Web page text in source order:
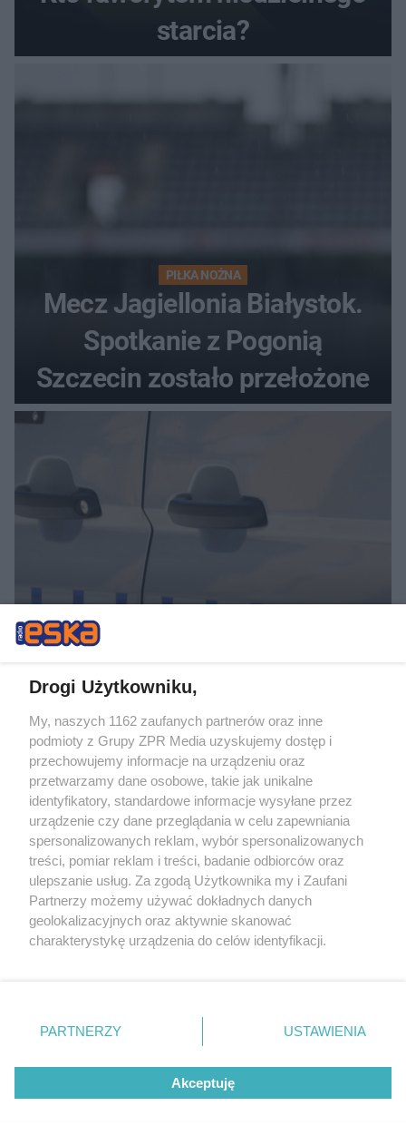
starcia?
PIŁKA NOŻNA
Mecz Jagiellonia Białystok.
Spotkanie z Pogonią
Szczecin zostało przełożone
Oszustwo „na lekarza” w
Gdańsku. 19-latek
zatrzymany w mieszkaniu
seniora
usłyszało zarzuty
Drogi Użytkowniku,
My, naszych 1162 zaufanych partnerów oraz inne
podmioty z Grupy ZPR Media uzyskujemy dostęp i
przechowujemy informacje na urządzeniu oraz
przetwarzamy dane osobowe, takie jak unikalne
identyfikatory, standardowe informacje wysyłane przez
urządzenie czy dane przeglądania w celu zapewniania
spersonalizowanych reklam, wybór spersonalizowanych
treści, pomiar reklam i treści, badanie odbiorców oraz
ulepszanie usług. Za zgodą Użytkownika my i Zaufani
Partnerzy możemy używać dokładnych danych
geolokalizacyjnych oraz aktywnie skanować
charakterystykę urządzenia do celów identyfikacji.
zmienić/wycofać klikając przycisk ustawień prywatności
znajdujący się w lewym dolnym rogu strony
rodzaje przetwarzania danych nie wymagają zgody
użytkownika, ale masz prawo sprzeciwić się takiemu
przetwarzaniu. Preferencje będą miały zastosowanie tylko
PARTNERZY USTAWIENIA
Akceptuję